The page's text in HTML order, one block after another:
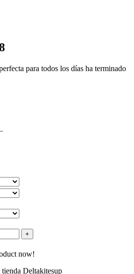
para todos los días ha terminado
now!
tienda Deltakitesup